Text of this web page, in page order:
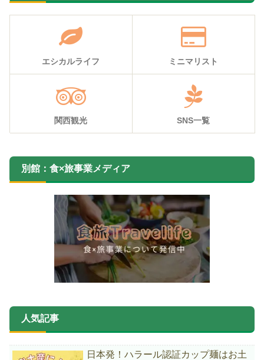
エシカルライフ ミニマリスト
関西観光 SNS一覧
別館：食×旅事業メディア
人気記事
日本発！ハラール認証カップ麺はお土